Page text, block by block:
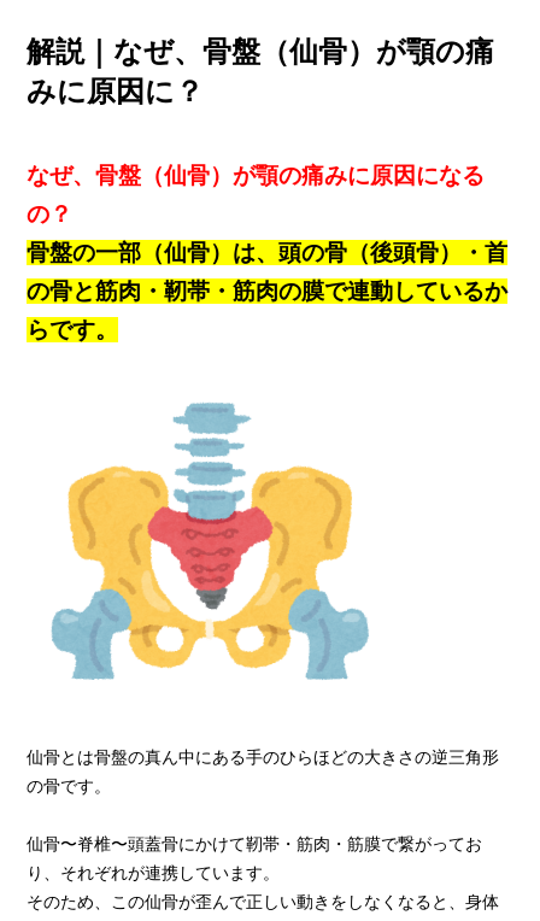
解説｜なぜ、骨盤（仙骨）が顎の痛
みに原因に？
なぜ、骨盤（仙骨）が顎の痛みに原因になる
の？
骨盤の一部（仙骨）は、頭の骨（後頭骨）・首
の骨と筋肉・靭帯・筋肉の膜で連動しているか
らです。
仙骨とは骨盤の真ん中にある手のひらほどの大きさの逆三角形
の骨です。
仙骨〜脊椎〜頭蓋骨にかけて靭帯・筋肉・筋膜で繋がってお
り、それぞれが連携しています。
そのため、この仙骨が歪んで正しい動きをしなくなると、身体